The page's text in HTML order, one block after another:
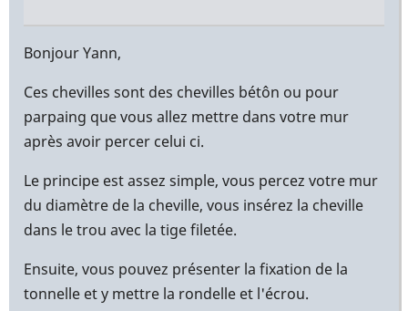
réponse
Bonjour,
par
Yann
(non
vérifié)
Bonjour Yann,
Ces chevilles sont des chevilles bétôn ou pour
parpaing que vous allez mettre dans votre mur
après avoir percer celui ci.
Le principe est assez simple, vous percez votre mur
du diamètre de la cheville, vous insérez la cheville
dans le trou avec la tige filetée.
Ensuite, vous pouvez présenter la fixation de la
tonnelle et y mettre la rondelle et l'écrou.